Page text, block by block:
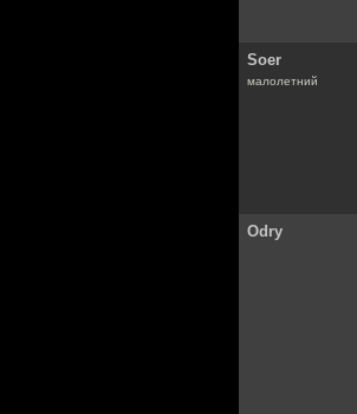
Soer
малолетний
Odry